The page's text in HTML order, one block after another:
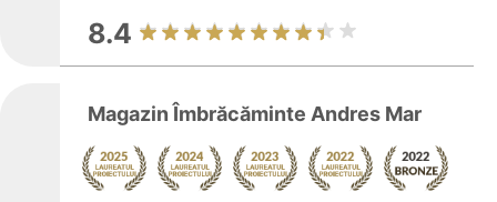
8.4
Magazin Îmbrăcăminte Andres Mar